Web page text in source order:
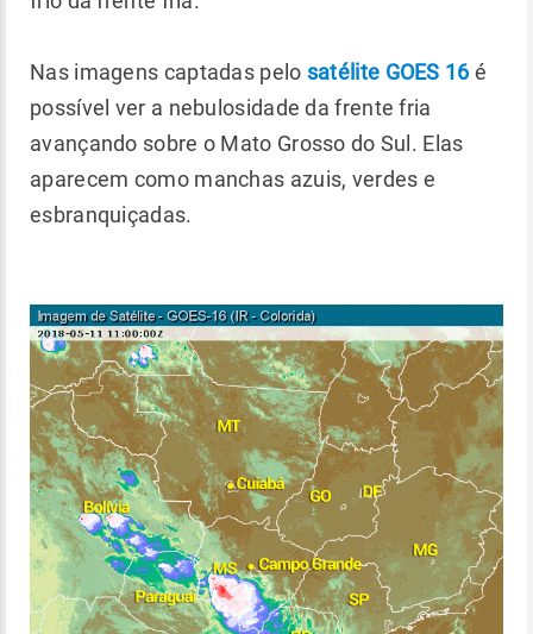
Nas imagens captadas pelo satélite GOES 16 é
possível ver a nebulosidade da frente fria
avançando sobre o Mato Grosso do Sul. Elas
aparecem como manchas azuis, verdes e
esbranquiçadas.